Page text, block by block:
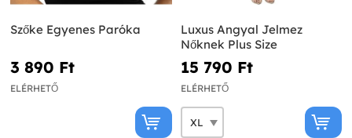
Szőke Egyenes Paróka
3 890 Ft‎
ELÉRHETŐ
Luxus Angyal Jelmez
Nőknek Plus Size
15 790 Ft‎
ELÉRHETŐ